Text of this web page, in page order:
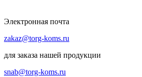
Электронная почта
zakaz@torg-koms.ru
для заказа нашей продукции
snab@torg-koms.ru